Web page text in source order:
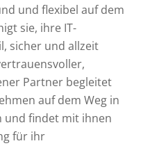
und flexibel auf dem
sie, ihre IT-
sicher und allzeit
Partner begleitet
auf dem Weg in
und findet mit ihnen
für ihr